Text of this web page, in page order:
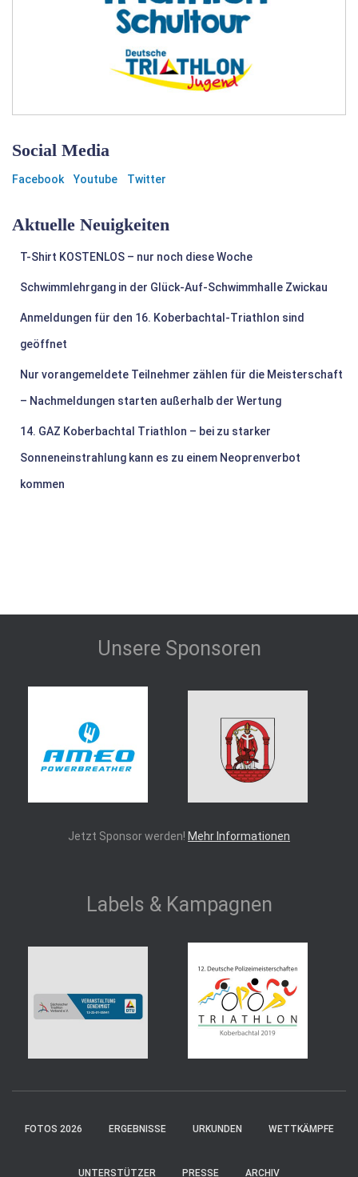
Social Media
Facebook Youtube Twitter
Aktuelle Neuigkeiten
T-Shirt KOSTENLOS – nur noch diese Woche
Schwimmlehrgang in der Glück-Auf-Schwimmhalle Zwickau
Anmeldungen für den 16. Koberbachtal-Triathlon sind
geöffnet
Nur vorangemeldete Teilnehmer zählen für die Meisterschaft
– Nachmeldungen starten außerhalb der Wertung
14. GAZ Koberbachtal Triathlon – bei zu starker
Sonneneinstrahlung kann es zu einem Neoprenverbot
kommen
Unsere Sponsoren
Jetzt Sponsor werden! Mehr Informationen
Labels & Kampagnen
FOTOS 2026 ERGEBNISSE URKUNDEN WETTKÄMPFE
UNTERSTÜTZER PRESSE ARCHIV